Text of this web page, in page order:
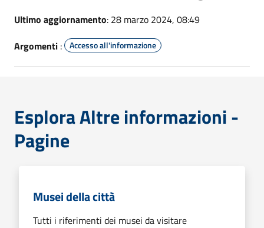
Ultimo aggiornamento: 28 marzo 2024, 08:49
Argomenti : Accesso all'informazione
Esplora Altre informazioni -
Pagine
Musei della città
Tutti i riferimenti dei musei da visitare